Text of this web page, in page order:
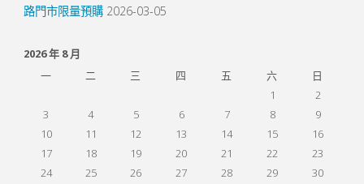
路門市限量預購 2026-03-05
2026 年 8 月
一
二 三 四 五 六
日
1
2
3
4 5 6 7 8
9
10
11 12 13 14 15
16
17
18 19 20 21 22
23
24
25 26 27 28 29
30